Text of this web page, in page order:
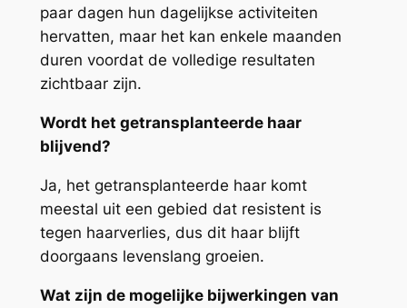
paar dagen hun dagelijkse activiteiten
hervatten, maar het kan enkele maanden
duren voordat de volledige resultaten
zichtbaar zijn.
Wordt het getransplanteerde haar
blijvend?
Ja, het getransplanteerde haar komt
meestal uit een gebied dat resistent is
tegen haarverlies, dus dit haar blijft
doorgaans levenslang groeien.
Wat zijn de mogelijke bijwerkingen van